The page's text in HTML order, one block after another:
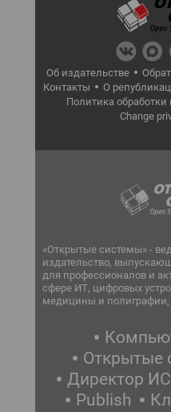
Об издательстве
Контакты
О
Политика
Change
«Открытые системы» -
издательство,
для профессионалов и
сфере ИТ, цифровых
медицины и полиграфии,
Открытые
Директор ИС
Publish